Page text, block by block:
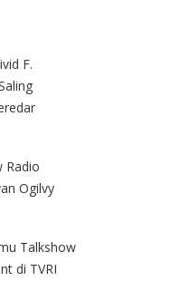
F.
Radio
Ogilvy
Talkshow
di TVRI